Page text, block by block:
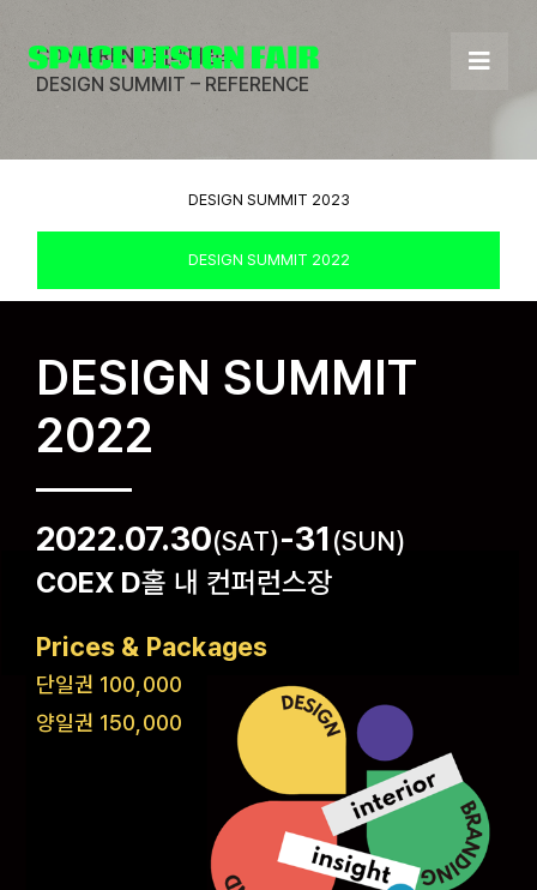
content
CONFERENCE [레퍼런스]
DESIGN SUMMIT – REFERENCE
DESIGN SUMMIT 2023
DESIGN SUMMIT 2022
DESIGN SUMMIT
2022
2022.07.30(SAT)-31(SUN)
COEX D홀 내 컨퍼런스장
Prices & Packages
단일권 100,000
양일권 150,000